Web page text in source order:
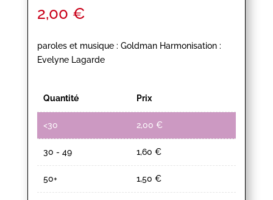
2,00 €
paroles et musique : Goldman Harmonisation :
Evelyne Lagarde
Quantité Prix
<30 2,00 €
30 - 49 1,60 €
50+ 1,50 €